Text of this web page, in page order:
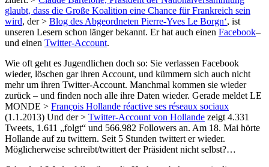
glaubt, dass die Große Koalition eine Chance für Frankreich sein
wird, der > Blog des Abgeordneten Pierre-Yves Le Borgn‘, ist
unseren Lesern schon länger bekannt. Er hat auch einen Facebook–
und einen Twitter-Account.
Wie oft geht es Jugendlichen doch so: Sie verlassen Facebook
wieder, löschen gar ihren Account, und kümmern sich auch nicht
mehr um ihren Twitter-Account. Manchmal kommen sie wieder
zurück – und finden noch alle ihre Daten wieder. Gerade meldet LE
MONDE > François Hollande réactive ses réseaux sociaux
(1.1.2013) Und der > Twitter-Account von Hollande zeigt 4.331
Tweets, 1.611 „folgt“ und 566.982 Followers an. Am 18. Mai hörte
Hollande auf zu twittern. Seit 5 Stunden twittert er wieder.
Möglicherweise schreibt/twittert der Präsident nicht selbst?…